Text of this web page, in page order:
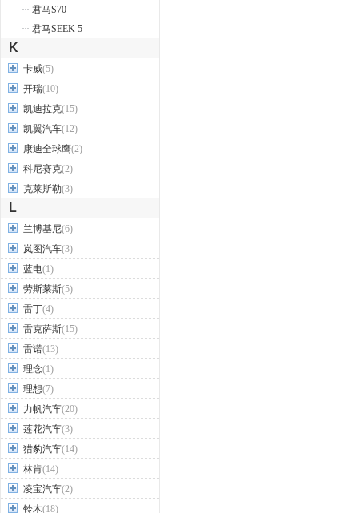
君马S70
君马SEEK 5
K
卡威(5)
开瑞(10)
凯迪拉克(15)
凯翼汽车(12)
康迪全球鹰(2)
科尼赛克(2)
克莱斯勒(3)
L
兰博基尼(6)
岚图汽车(3)
蓝电(1)
劳斯莱斯(5)
雷丁(4)
雷克萨斯(15)
雷诺(13)
理念(1)
理想(7)
力帆汽车(20)
莲花汽车(3)
猎豹汽车(14)
林肯(14)
凌宝汽车(2)
铃木(18)